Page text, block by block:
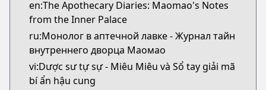
en:The Apothecary Diaries: Maomao's Notes
from the Inner Palace
ru:Монолог в аптечной лавке - Журнал тайн
внутреннего дворца Маомао
vi:Dược sư tự sự - Miêu Miêu và Sổ tay giải mã
bí ẩn hậu cung